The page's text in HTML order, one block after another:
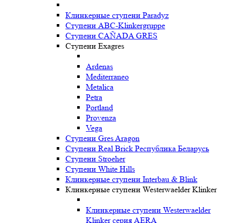
Клинкерные ступени Paradyz
Ступени ABC-Klinkergruppe
Ступени CAÑADA GRES
Ступени Exagres
Ardenas
Mediterraneo
Metalica
Petra
Portland
Provenza
Vega
Ступени Gres Aragon
Ступени Real Brick Республика Беларусь
Ступени Stroeher
Ступени White Hills
Клинкерные ступени Interbau & Blink
Клинкерные ступени Westerwaelder Klinker
Клинкерные ступени Westerwaelder
Klinker серия AERA